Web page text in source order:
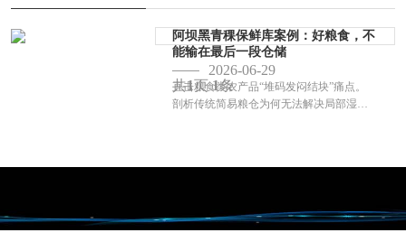
阿坝黑青稞保鲜库案例：好粮食，不
能输在最后一段仓储
2026-06-29
直击粮食类农产品“堆码发闷结块”痛点。
剖析传统简易粮仓为何无法解决局部湿
共1页1条